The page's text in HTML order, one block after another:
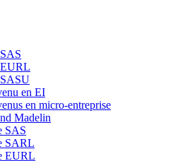
en EI
en micro-entreprise
Madelin
SAS
SARL
EURL